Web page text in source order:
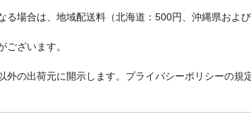
場合は、地域配送料（北海道：500円、沖縄県お
ざいます。
の出荷元に開示します。プライバシーポリシーの規